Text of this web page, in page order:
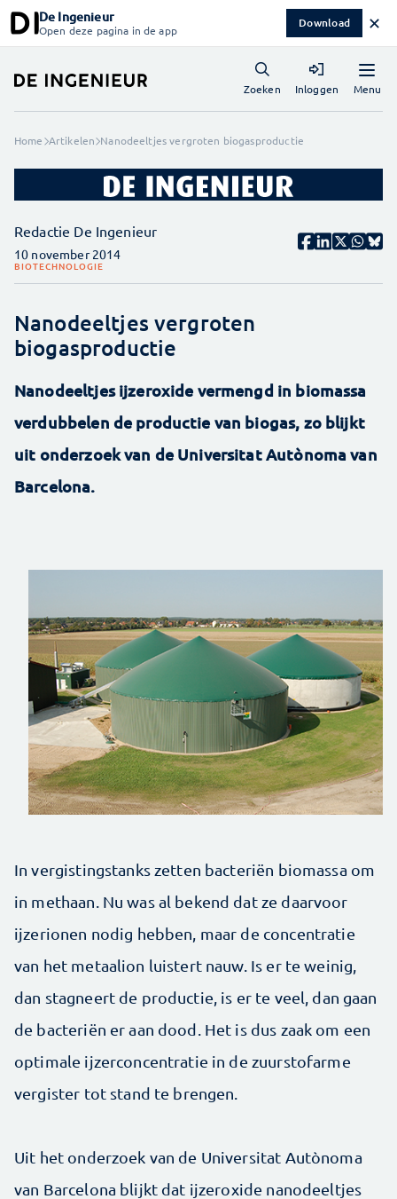
De Ingenieur
Open deze pagina in de app Download ✕
Menu
Zoeken Inloggen
Home Artikelen Nanodeeltjes vergroten biogasproductie
Redactie De Ingenieur
10 november 2014
BIOTECHNOLOGIE
Nanodeeltjes vergroten
biogasproductie
Nanodeeltjes ijzeroxide vermengd in biomassa
verdubbelen de productie van biogas, zo blijkt
uit onderzoek van de Universitat Autònoma van
Barcelona.
In vergistingstanks zetten bacteriën biomassa om
in methaan. Nu was al bekend dat ze daarvoor
ijzerionen nodig hebben, maar de concentratie
van het metaalion luistert nauw. Is er te weinig,
dan stagneert de productie, is er te veel, dan gaan
de bacteriën er aan dood. Het is dus zaak om een
optimale ijzerconcentratie in de zuurstofarme
vergister tot stand te brengen.
Uit het onderzoek van de Universitat Autònoma
van Barcelona blijkt dat ijzeroxide nanodeeltjes